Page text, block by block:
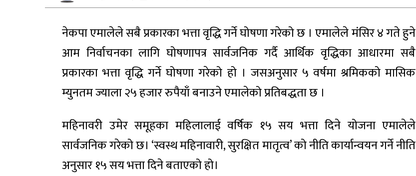
नेकपा एमालेले सबै प्रकारका भत्ता वृद्धि गर्ने घोषणा गरेको छ । एमालेले मंसिर ४ गते हुने
आम निर्वाचनका लागि घोषणापत्र सार्वजनिक गर्दै आर्थिक वृद्धिका आधारमा सबै
प्रकारका भत्ता वृद्धि गर्ने घोषणा गरेको हो । जसअनुसार ५ वर्षमा श्रमिकको मासिक
म्युनतम ज्याला २५ हजार रुपैयाँ बनाउने एमालेको प्रतिबद्धता छ ।
महिनावरी उमेर समूहका महिलालाई वर्षिक १५ सय भत्ता दिने योजना एमालेले
सार्वजनिक गरेको छ। ‘स्वस्थ महिनावारी, सुरक्षित मातृत्व’ को नीति कार्यान्वयन गर्ने नीति
अनुसार १५ सय भत्ता दिने बताएको हो।